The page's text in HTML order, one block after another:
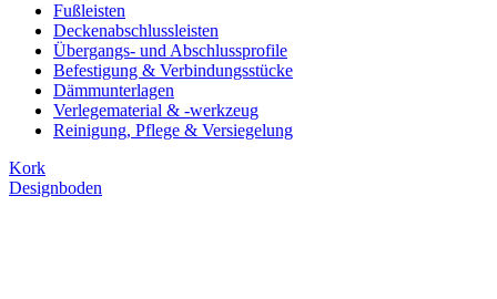
Fußleisten
Deckenabschlussleisten
Übergangs- und Abschlussprofile
Befestigung & Verbindungsstücke
Dämmunterlagen
Verlegematerial & -werkzeug
Reinigung, Pflege & Versiegelung
Kork
Designboden